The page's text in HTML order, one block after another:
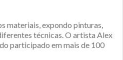
materiais, expondo pinturas,
técnicas. O artista Alex
participado em mais de 100